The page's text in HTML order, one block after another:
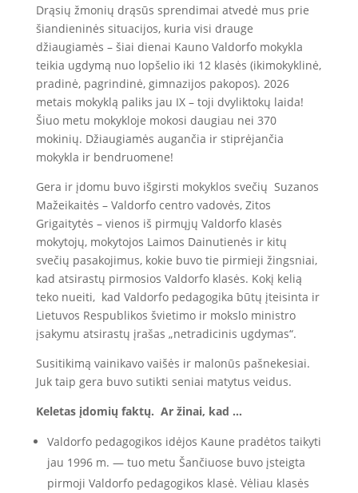
Drąsių žmonių drąsūs sprendimai atvedė mus prie
šiandieninės situacijos, kuria visi drauge
džiaugiamės – šiai dienai Kauno Valdorfo mokykla
teikia ugdymą nuo lopšelio iki 12 klasės (ikimokyklinė,
pradinė, pagrindinė, gimnazijos pakopos). 2026
metais mokyklą paliks jau IX – toji dvyliktokų laida!
Šiuo metu mokykloje mokosi daugiau nei 370
mokinių. Džiaugiamės augančia ir stiprėjančia
mokykla ir bendruomene!
Gera ir įdomu buvo išgirsti mokyklos svečių Suzanos
Mažeikaitės – Valdorfo centro vadovės, Zitos
Grigaitytės – vienos iš pirmųjų Valdorfo klasės
mokytojų, mokytojos Laimos Dainutienės ir kitų
svečių pasakojimus, kokie buvo tie pirmieji žingsniai,
kad atsirastų pirmosios Valdorfo klasės. Kokį kelią
teko nueiti, kad Valdorfo pedagogika būtų įteisinta ir
Lietuvos Respublikos švietimo ir mokslo ministro
įsakymu atsirastų įrašas „netradicinis ugdymas“.
Susitikimą vainikavo vaišės ir malonūs pašnekesiai.
Juk taip gera buvo sutikti seniai matytus veidus.
Keletas įdomių faktų. Ar žinai, kad …
Valdorfo pedagogikos idėjos Kaune pradėtos taikyti
jau 1996 m. — tuo metu Šančiuose buvo įsteigta
pirmoji Valdorfo pedagogikos klasė. Vėliau klasės